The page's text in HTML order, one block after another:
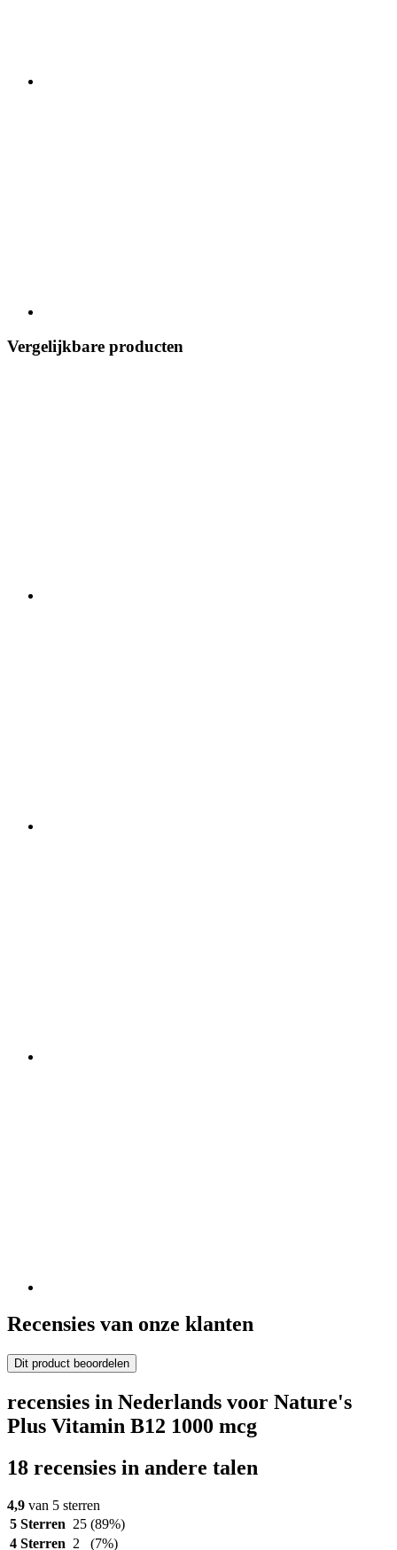
Vergelijkbare producten
Recensies van onze klanten
Dit product beoordelen
recensies in Nederlands voor Nature's
Plus Vitamin B12 1000 mcg
18 recensies in andere talen
4,9 van 5 sterren
5 Sterren 25 (89%)
4 Sterren 2 (7%)